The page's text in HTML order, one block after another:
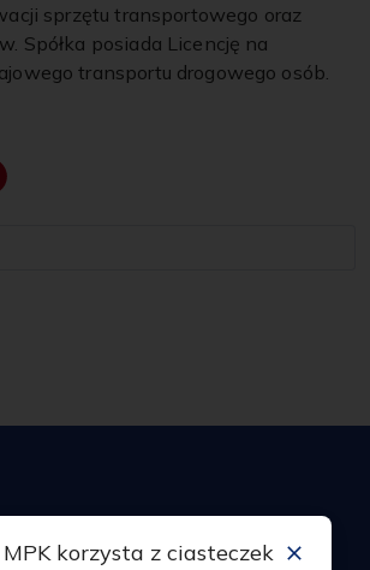
sprzętu transportowego oraz
Spółka posiada Licencję na
transportu drogowego osób.
korzysta z ciasteczek